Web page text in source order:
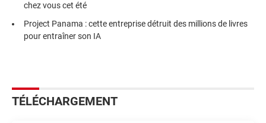
chez vous cet été
Project Panama : cette entreprise détruit des millions de livres
pour entraîner son IA
TÉLÉCHARGEMENT